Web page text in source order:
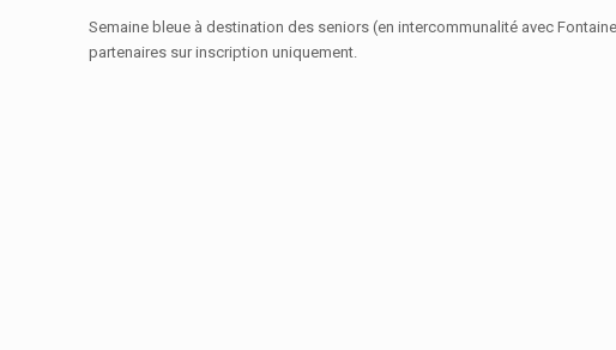
Semaine bleue à destination des seniors (en intercommunalité avec
partenaires sur inscription uniquement.